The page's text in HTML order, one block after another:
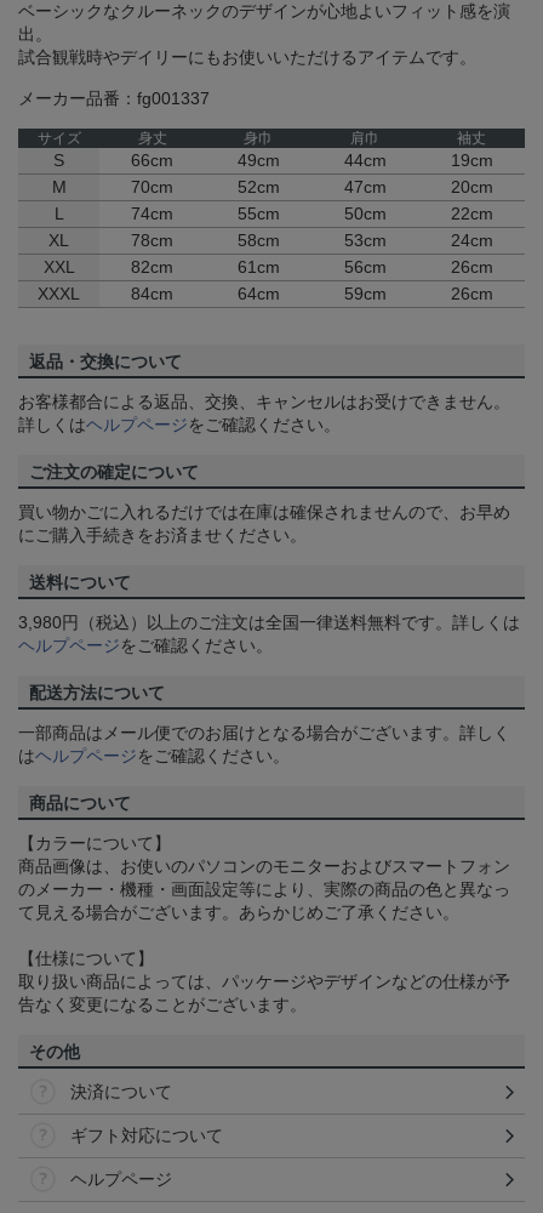
ベーシックなクルーネックのデザインが心地よいフィット感を演
出。
試合観戦時やデイリーにもお使いいただけるアイテムです。
メーカー品番：fg001337
サイズ 身丈 身巾 肩巾 袖丈
S 66cm 49cm 44cm
19cm
M
70cm 52cm 47cm
20cm
L
74cm 55cm 50cm
22cm
XL
78cm 58cm 53cm
24cm
XXL
82cm 61cm 56cm
26cm
XXXL
84cm 64cm 59cm 26cm
返品・交換について
お客様都合による返品、交換、キャンセルはお受けできません。
詳しくはヘルプページをご確認ください。
ご注文の確定について
買い物かごに入れるだけでは在庫は確保されませんので、お早め
にご購入手続きをお済ませください。
送料について
3,980円（税込）以上のご注文は全国一律送料無料です。詳しくは
ヘルプページをご確認ください。
配送方法について
一部商品はメール便でのお届けとなる場合がございます。詳しく
はヘルプページをご確認ください。
商品について
【カラーについて】
商品画像は、お使いのパソコンのモニターおよびスマートフォン
のメーカー・機種・画面設定等により、実際の商品の色と異なっ
て見える場合がございます。あらかじめご了承ください。
【仕様について】
取り扱い商品によっては、パッケージやデザインなどの仕様が予
告なく変更になることがございます。
その他
決済について
ギフト対応について
ヘルプページ